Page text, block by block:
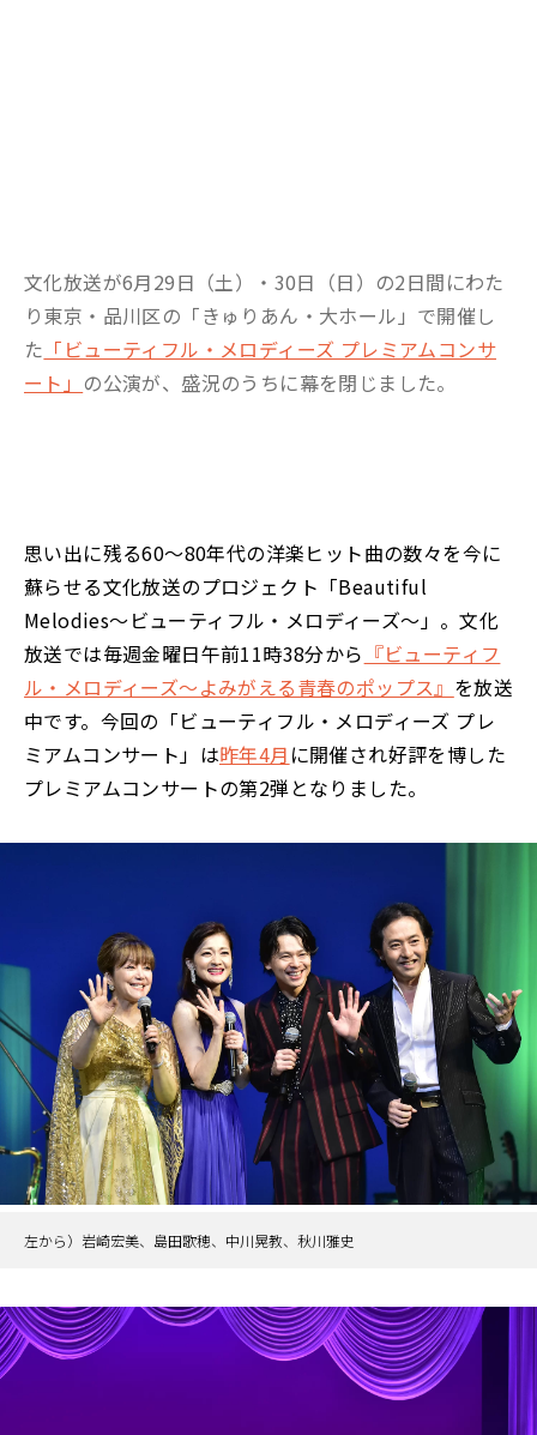
文化放送が6月29日（土）・30日（日）の2日間にわた
り東京・品川区の「きゅりあん・大ホール」で開催し
た 「ビューティフル・メロディーズ プレミアムコンサ
ート」 の公演が、盛況のうちに幕を閉じました。
思い出に残る60～80年代の洋楽ヒット曲の数々を今に
蘇らせる文化放送のプロジェクト「Beautiful
Melodies～ビューティフル・メロディーズ～」。文化
放送では毎週金曜日午前11時38分から 『ビューティフ
ル・メロディーズ～よみがえる青春のポップス』 を放送
中です。今回の「ビューティフル・メロディーズ プレ
ミアムコンサート」は昨年4月 に開催され好評を博した
プレミアムコンサートの第2弾となりました。
左から）岩崎宏美、島田歌穂、中川晃教、秋川雅史